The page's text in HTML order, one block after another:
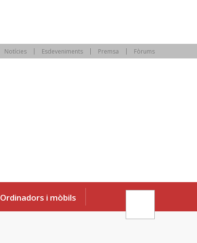
Notícies Esdeveniments Premsa Fòrums
Ordinadors i mòbils